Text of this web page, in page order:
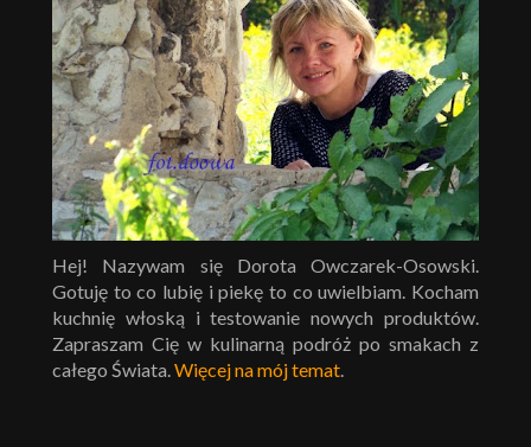
Hej! Nazywam się Dorota Owczarek-Osowski.
Gotuję to co lubię i piekę to co uwielbiam. Kocham
kuchnię włoską i testowanie nowych produktów.
Zapraszam Cię w kulinarną podróż po smakach z
całego Świata. Więcej na mój temat